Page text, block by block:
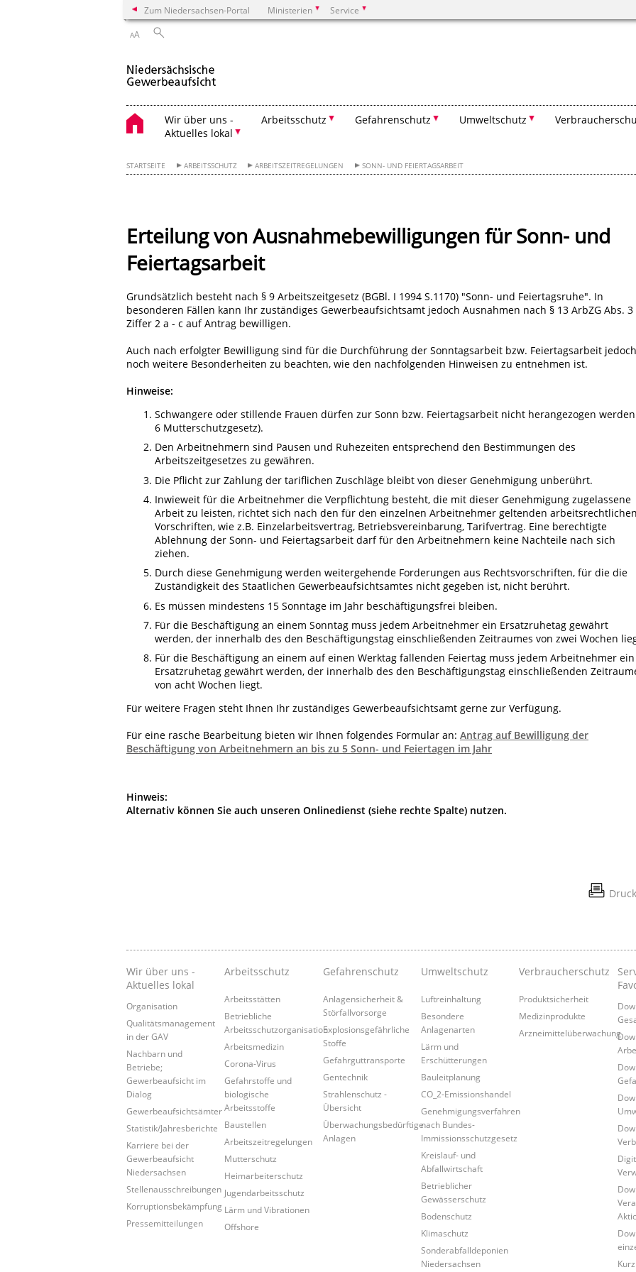
Zum Niedersachsen-Portal Ministerien Service
AA
Wir über uns -
Aktuelles lokal
Arbeitsschutz Gefahrenschutz Umweltschutz
STARTSEITE ARBEITSSCHUTZ ARBEITSZEITREGELUNGEN SONN- UND FEIERTAGSARBEIT
Erteilung von Ausnahmebewilligungen für Sonn- und
Feiertagsarbeit
Grundsätzlich besteht nach § 9 Arbeitszeitgesetz (BGBl. I 1994 S.1170) "Sonn- und Feiertagsruhe". In
besonderen Fällen kann Ihr zuständiges Gewerbeaufsichtsamt jedoch Ausnahmen nach § 13 ArbZG Abs. 3
Ziffer 2 a - c auf Antrag bewilligen.
Auch nach erfolgter Bewilligung sind für die Durchführung der Sonntagsarbeit bzw. Feiertagsarbeit jedoch
noch weitere Besonderheiten zu beachten, wie den nachfolgenden Hinweisen zu entnehmen ist.
Hinweise:
Schwangere oder stillende Frauen dürfen zur Sonn bzw. Feiertagsarbeit nicht herangezogen werden
6 Mutterschutzgesetz).
Den Arbeitnehmern sind Pausen und Ruhezeiten entsprechend den Bestimmungen des
Arbeitszeitgesetzes zu gewähren.
Die Pflicht zur Zahlung der tariflichen Zuschläge bleibt von dieser Genehmigung unberührt.
Inwieweit für die Arbeitnehmer die Verpflichtung besteht, die mit dieser Genehmigung zugelassene
Arbeit zu leisten, richtet sich nach den für den einzelnen Arbeitnehmer geltenden arbeitsrechtlichen
Vorschriften, wie z.B. Einzelarbeitsvertrag, Betriebsvereinbarung, Tarifvertrag. Eine berechtigte
Ablehnung der Sonn- und Feiertagsarbeit darf für den Arbeitnehmern keine Nachteile nach sich
ziehen.
Durch diese Genehmigung werden weitergehende Forderungen aus Rechtsvorschriften, für die die
Zuständigkeit des Staatlichen Gewerbeaufsichtsamtes nicht gegeben ist, nicht berührt.
Es müssen mindestens 15 Sonntage im Jahr beschäftigungsfrei bleiben.
Für die Beschäftigung an einem Sonntag muss jedem Arbeitnehmer ein Ersatzruhetag gewährt
werden, der innerhalb des den Beschäftigungstag einschließenden Zeitraumes von zwei Wochen
Für die Beschäftigung an einem auf einen Werktag fallenden Feiertag muss jedem Arbeitnehmer ein
Ersatzruhetag gewährt werden, der innerhalb des den Beschäftigungstag einschließenden
von acht Wochen liegt.
Für weitere Fragen steht Ihnen Ihr zuständiges Gewerbeaufsichtsamt gerne zur Verfügung.
Für eine rasche Bearbeitung bieten wir Ihnen folgendes Formular an: Antrag auf Bewilligung der
Beschäftigung von Arbeitnehmern an bis zu 5 Sonn- und Feiertagen im Jahr
Hinweis:
Alternativ können Sie auch unseren Onlinedienst (siehe rechte Spalte) nutzen.
Wir über uns -
Aktuelles lokal
Organisation
Qualitätsmanagement
in der GAV
Nachbarn und
Betriebe;
Gewerbeaufsicht im
Dialog
Gewerbeaufsichtsämter
Statistik/Jahresberichte
Karriere bei der
Gewerbeaufsicht
Niedersachsen
Stellenausschreibungen
Korruptionsbekämpfung
Pressemitteilungen
Arbeitsschutz
Arbeitsstätten
Betriebliche
Arbeitsschutzorganisation
Arbeitsmedizin
Corona-Virus
Gefahrstoffe und
biologische
Arbeitsstoffe
Baustellen
Arbeitszeitregelungen
Mutterschutz
Heimarbeiterschutz
Jugendarbeitsschutz
Lärm und Vibrationen
Offshore
Gefahrenschutz
Anlagensicherheit &
Störfallvorsorge
Explosionsgefährliche
Stoffe
Gefahrguttransporte
Gentechnik
Strahlenschutz -
Übersicht
Überwachungsbedürftige
Anlagen
Umweltschutz
Luftreinhaltung
Besondere
Anlagenarten
Lärm und
Erschütterungen
Bauleitplanung
CO_2-Emissionshandel
Genehmigungsverfahren
nach Bundes-
Immissionsschutzgesetz
Kreislauf- und
Abfallwirtschaft
Betrieblicher
Gewässerschutz
Bodenschutz
Klimaschutz
Sonderabfalldeponien
Niedersachsen
Verbraucherschutz
Produktsicherheit
Medizinprodukte
Arzneimittelüberwachung